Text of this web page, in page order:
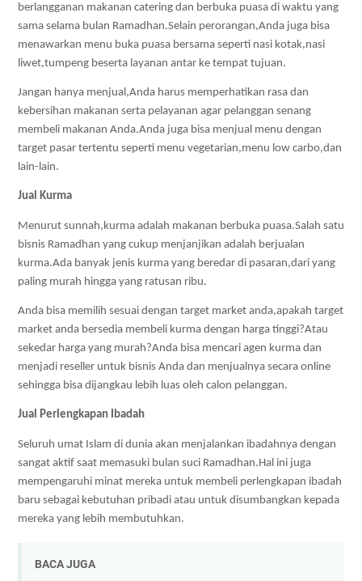
berlangganan makanan catering dan berbuka puasa di waktu yang
sama selama bulan Ramadhan.Selain perorangan,Anda juga bisa
menawarkan menu buka puasa bersama seperti nasi kotak,nasi
liwet,tumpeng beserta layanan antar ke tempat tujuan.
Jangan hanya menjual,Anda harus memperhatikan rasa dan
kebersihan makanan serta pelayanan agar pelanggan senang
membeli makanan Anda.Anda juga bisa menjual menu dengan
target pasar tertentu seperti menu vegetarian,menu low carbo,dan
lain-lain.
Jual Kurma
Menurut sunnah,kurma adalah makanan berbuka puasa.Salah satu
bisnis Ramadhan yang cukup menjanjikan adalah berjualan
kurma.Ada banyak jenis kurma yang beredar di pasaran,dari yang
paling murah hingga yang ratusan ribu.
Anda bisa memilih sesuai dengan target market anda,apakah target
market anda bersedia membeli kurma dengan harga tinggi?Atau
sekedar harga yang murah?Anda bisa mencari agen kurma dan
menjadi reseller untuk bisnis Anda dan menjualnya secara online
sehingga bisa dijangkau lebih luas oleh calon pelanggan.
Jual Perlengkapan Ibadah
Seluruh umat Islam di dunia akan menjalankan ibadahnya dengan
sangat aktif saat memasuki bulan suci Ramadhan.Hal ini juga
mempengaruhi minat mereka untuk membeli perlengkapan ibadah
baru sebagai kebutuhan pribadi atau untuk disumbangkan kepada
mereka yang lebih membutuhkan.
BACA JUGA